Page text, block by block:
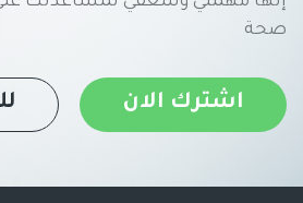
صحة
اشترك الان